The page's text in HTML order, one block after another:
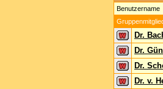
Benutzername
Dr.
Dr.
Dr.
Dr. v.